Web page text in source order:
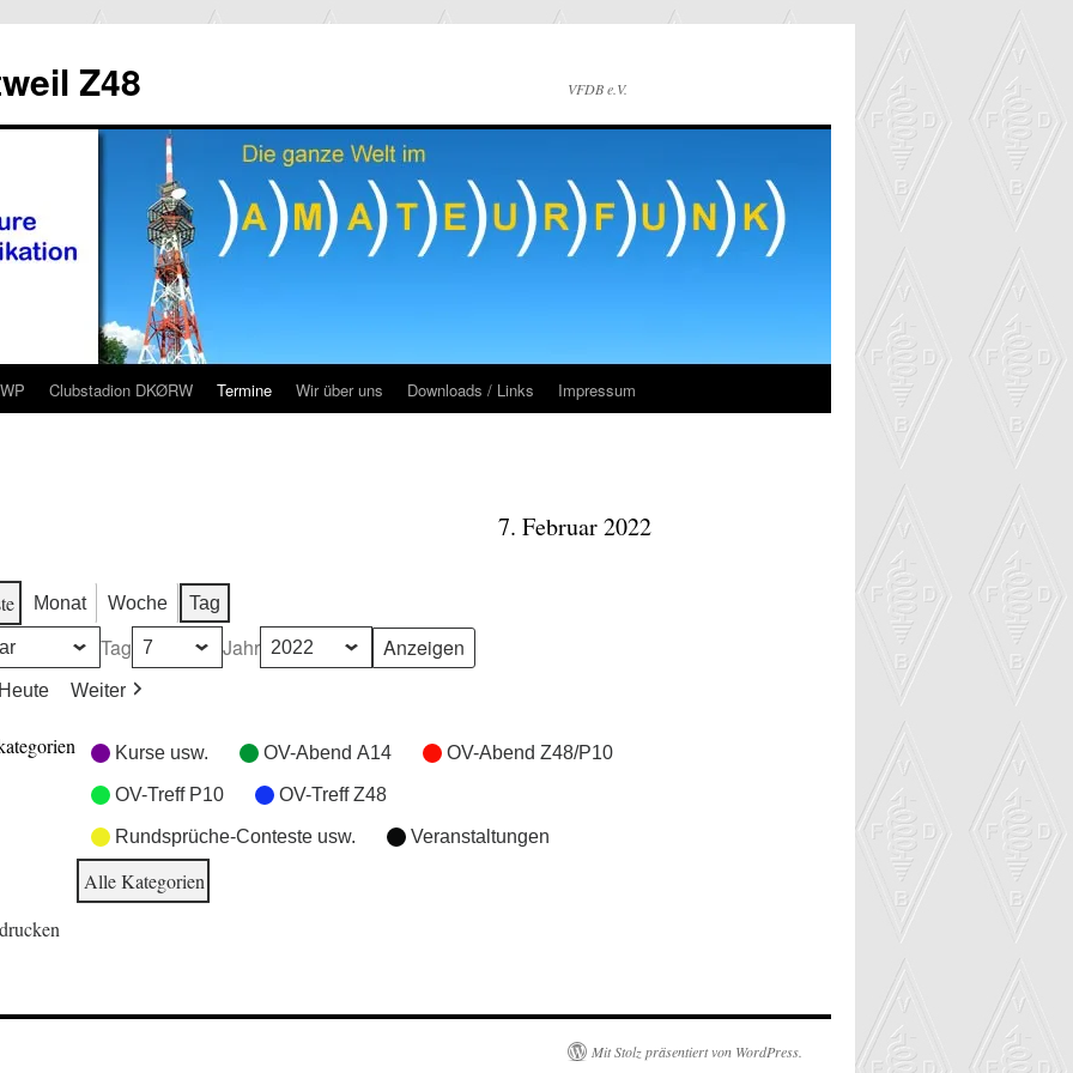
Z48 VFDB e.V.
Clubstadion DKØRW Termine Wir über uns Downloads / Links Impressum
7. Februar 2022
Monat Woche Tag
Tag Jahr
Heute Weiter
Kurse usw. OV-Abend A14 OV-Abend Z48/P10
OV-Treff P10 OV-Treff Z48
Rundsprüche-Conteste usw. Veranstaltungen
Alle Kategorien
Mit Stolz präsentiert von WordPress.